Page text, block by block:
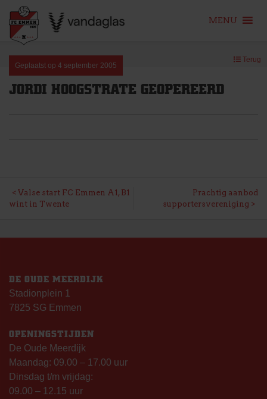
content
MENU
Geplaatst op 4 september 2005
Terug
JORDI HOOGSTRATE GEOPEREERD
BERICHT
Valse start FC Emmen A1, B1
wint in Twente
Prachtig aanbod
supportersvereniging
DE OUDE MEERDIJK
Stadionplein 1
7825 SG Emmen
OPENINGSTIJDEN
De Oude Meerdijk
Maandag: 09.00 – 17.00 uur
Dinsdag t/m vrijdag:
09.00 – 12.15 uur